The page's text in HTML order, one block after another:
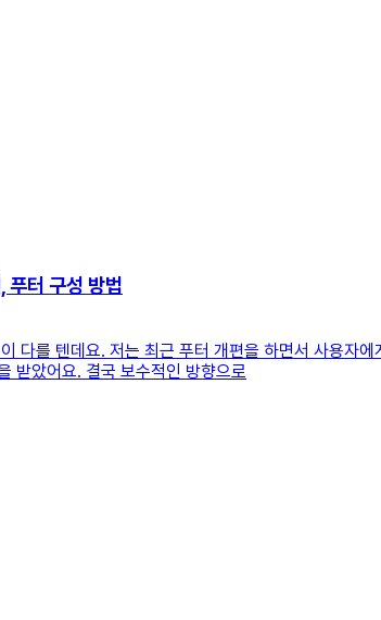
푸터 구성 방법
다를 텐데요. 저는 최근 푸터 개편을 하면서 사용자
받았어요. 결국 보수적인 방향으로